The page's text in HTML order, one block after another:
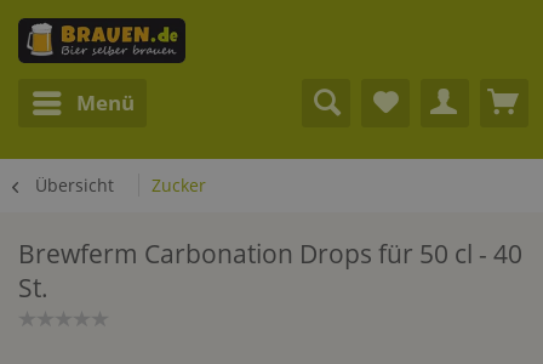
Menü
Übersicht Zucker
Brewferm Carbonation Drops für 50 cl - 40
St.